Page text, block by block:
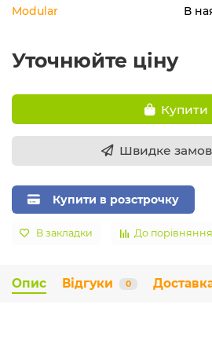
Modular В
Уточнюйте ціну
Купити
Швидке
Купити в розстрочку
В закладки До порівняння
Опис Відгуки 0